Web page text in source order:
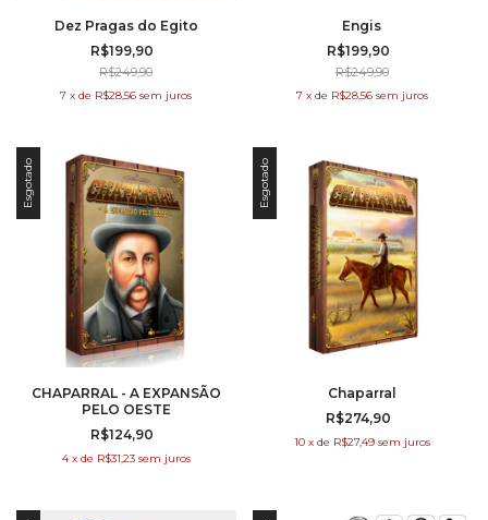
Dez Pragas do Egito
R$199,90
R$249,90
7 xde R$28,56 sem juros
Engis
R$199,90
R$249,90
7 x de R$28,56 sem juros
Esgotado
CHAPARRAL - A EXPANSÃO
PELO OESTE
R$124,90
4 x de R$31,23 sem juros
Esgotado
Chaparral
R$274,90
10 x de R$27,49 sem juros